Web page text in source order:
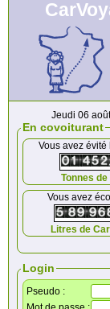
Jeudi 06
En covoiturant
Vous
Tonnes de
Vous avez
Litres de
Login
Pseudo :